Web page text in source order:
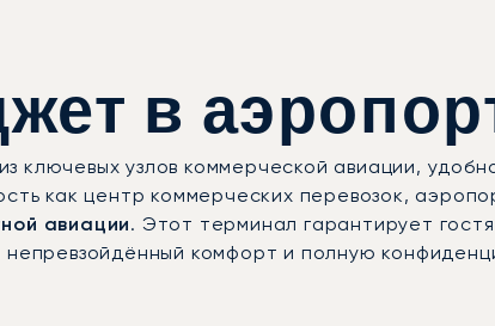
в
узлов коммерческой авиации,
как центр коммерческих перевозок,
авиации. Этот терминал гарантирует
комфорт и полную